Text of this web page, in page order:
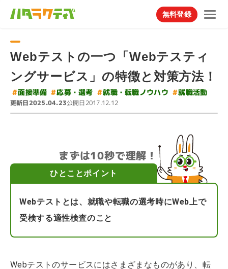
無料登録
Webテストの一つ「Webテスティ
ングサービス」の特徴と対策方法！
#面接準備 #応募・選考 #就職・転職ノウハウ #就職活動
更新日2025.04.23公開日2017.12.12
まずは10秒で理解！
ひとことポイント
Webテストとは、就職や転職の選考時にWeb上で
受検する適性検査のこと
Webテストのサービスにはさまざまなものがあり、転